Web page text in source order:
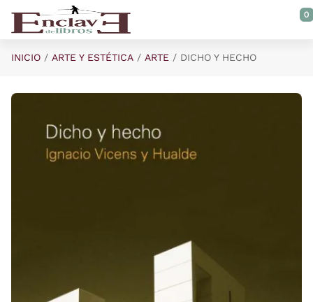
Saltar al contenido principal
0
INICIO ARTE Y ESTÉTICA ARTE DICHO Y HECHO